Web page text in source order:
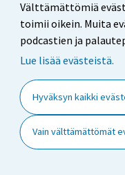
Välttämättömiä
toimii oikein. Muita
podcastien ja
Lue lisää evästeistä.
Hyväksyn kaikki
Vain välttämättömät
Käyttöehdot
Saavutettavuus
Tietoa sivustosta
Evästeasetukset